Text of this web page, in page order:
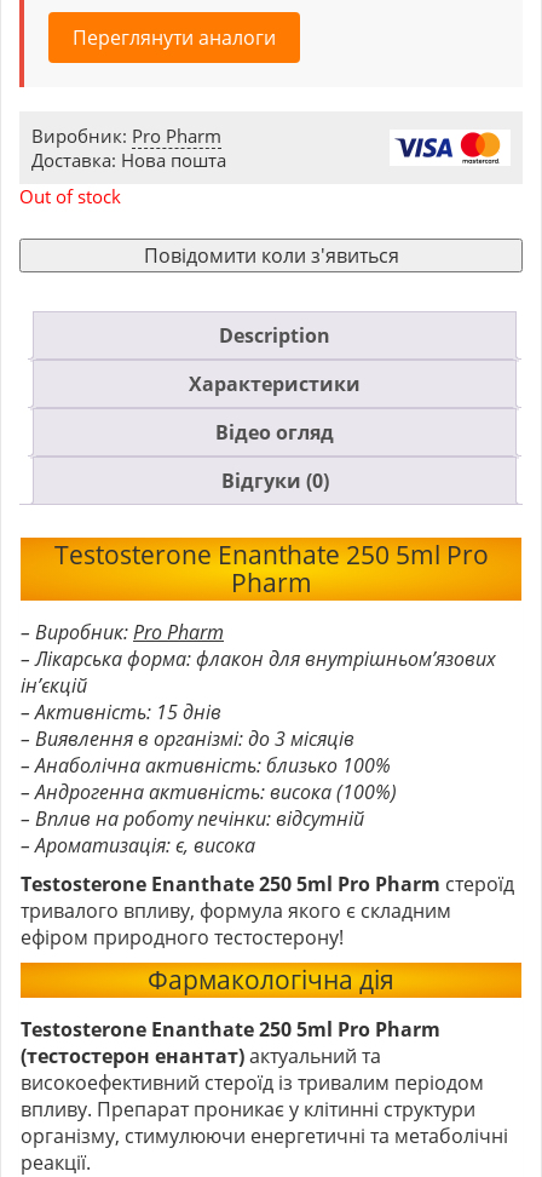
Переглянути аналоги
Виробник: Pro Pharm
Доставка: Нова пошта
Out of stock
Повідомити коли з'явиться
Description
Характеристики
Відео огляд
Відгуки (0)
Testosterone Enanthate 250 5ml Pro
Pharm
– Виробник:Pro Pharm
– Лікарська форма: флакон для внутрішньом’язових
ін’єкцій
– Активність: 15 днів
– Виявлення в організмі: до 3 місяців
– Анаболічна активність: близько 100%
– Андрогенна активність: висока (100%)
– Вплив на роботу печінки: відсутній
– Ароматизація: є, висока
Testosterone Enanthate 250 5ml Pro Pharm стероїд
тривалого впливу, формула якого є складним
ефіром природного тестостерону!
Фармакологічна дія
Testosterone Enanthate 250 5ml Pro Pharm
(тестостерон енантат)актуальний та
високоефективний стероїд із тривалим періодом
впливу. Препарат проникає у клітинні структури
організму, стимулюючи енергетичні та метаболічні
реакції.